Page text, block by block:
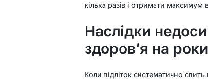
кілька разів і отримати максимум
Наслідки
здоров’я на
Коли підліток систематично